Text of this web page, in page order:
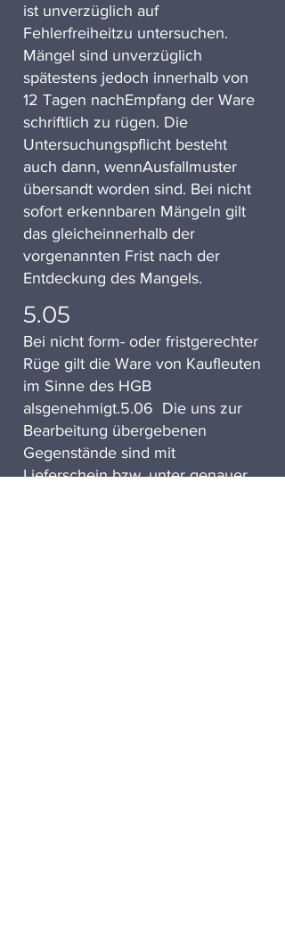
ist unverzüglich auf
Fehlerfreiheitzu untersuchen.
Mängel sind unverzüglich
spätestens jedoch innerhalb von
12 Tagen nachEmpfang der Ware
schriftlich zu rügen. Die
Untersuchungspflicht besteht
auch dann, wennAusfallmuster
übersandt worden sind. Bei nicht
sofort erkennbaren Mängeln gilt
das gleicheinnerhalb der
vorgenannten Frist nach der
Entdeckung des Mangels.
5.05
Bei nicht form- oder fristgerechter
Rüge gilt die Ware von Kaufleuten
im Sinne des HGB
alsgenehmigt.5.06 Die uns zur
Bearbeitung übergebenen
Gegenstände sind mit
Lieferschein bzw. unter genauer